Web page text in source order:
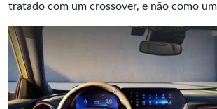
tratado com um crossover, e não como